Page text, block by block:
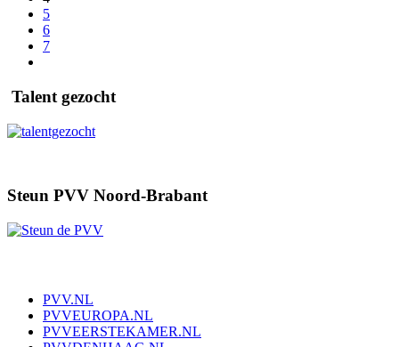
5
6
7
Talent gezocht
Steun PVV Noord-Brabant
PVV.NL
PVVEUROPA.NL
PVVEERSTEKAMER.NL